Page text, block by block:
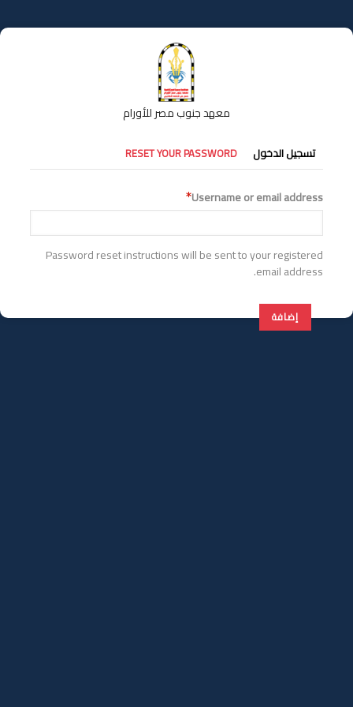
إلى
المحتوى
معهد جنوب مصر للأورام
التبويبات
الأساسية
تسجيل الدخول RESET YOUR PASSWORD
Username or email address
Password reset instructions will be sent to your registered
email address.